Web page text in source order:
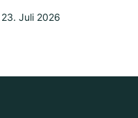
23. Juli 2026